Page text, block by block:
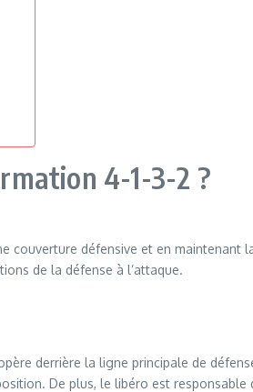
4-1-3-2 ?
couverture défensive et en
de la défense à l’attaque.
derrière la ligne principale de
De plus, le libéro est